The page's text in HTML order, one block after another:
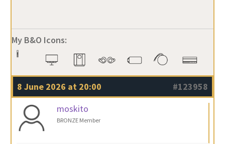
My B&O Icons:
8 June 2026 at 20:00
#123958
moskito
BRONZE Member